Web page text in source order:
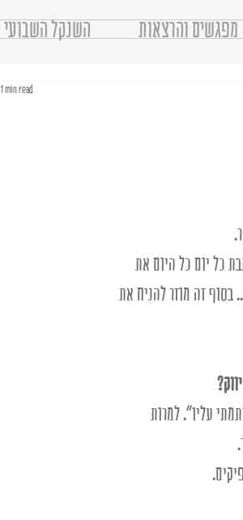
מפגשים והרצאות השנקל השבועי
1 min read
כל יום כל היום את
זה מוזר להניח את
עליו". למרות